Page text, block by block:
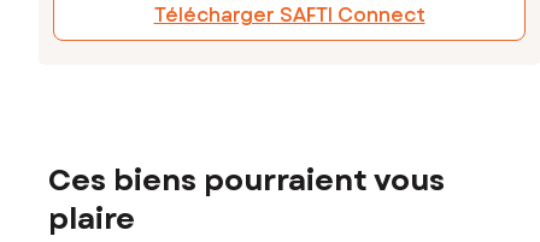
Télécharger SAFTI Connect
Ces biens pourraient vous
plaire